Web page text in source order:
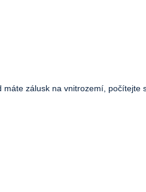
zálusk na vnitrozemí, počítejte